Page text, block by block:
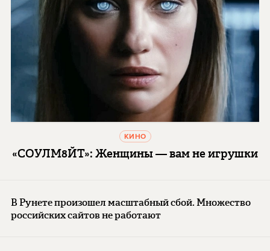
КИНО
«СОУЛМ8ЙТ»: Женщины — вам не игрушки
В Рунете произошел масштабный сбой. Множество
российских сайтов не работают